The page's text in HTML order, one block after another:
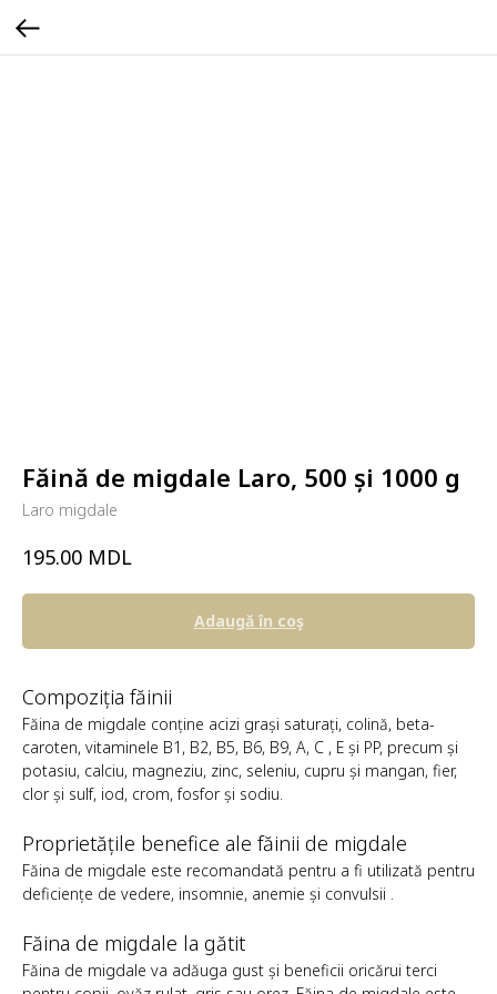
Făină de migdale Laro, 500 și 1000 g
Laro migdale
195.00 MDL
Adaugă în coş
Compoziția făinii
Făina de migdale conține acizi grași saturați, colină, beta-
caroten, vitaminele B1, B2, B5, B6, B9, A, C , E și PP, precum și
potasiu, calciu, magneziu, zinc, seleniu, cupru și mangan, fier,
clor și sulf, iod, crom, fosfor și sodiu.
Proprietățile benefice ale făinii de migdale
Făina de migdale este recomandată pentru a fi utilizată pentru
deficiențe de vedere, insomnie, anemie și convulsii .
Făina de migdale la gătit
Făina de migdale va adăuga gust și beneficii oricărui terci